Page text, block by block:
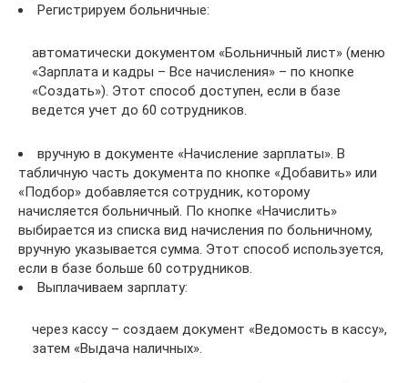
Регистрируем больничные:
автоматически документом «Больничный лист» (меню
«Зарплата и кадры – Все начисления» – по кнопке
«Создать»). Этот способ доступен, если в базе
ведется учет до 60 сотрудников.
вручную в документе «Начисление зарплаты». В
табличную часть документа по кнопке «Добавить» или
«Подбор» добавляется сотрудник, которому
начисляется больничный. По кнопке «Начислить»
выбирается из списка вид начисления по больничному,
вручную указывается сумма. Этот способ используется,
если в базе больше 60 сотрудников.
Выплачиваем зарплату:
через кассу – создаем документ «Ведомость в кассу»,
затем «Выдача наличных».